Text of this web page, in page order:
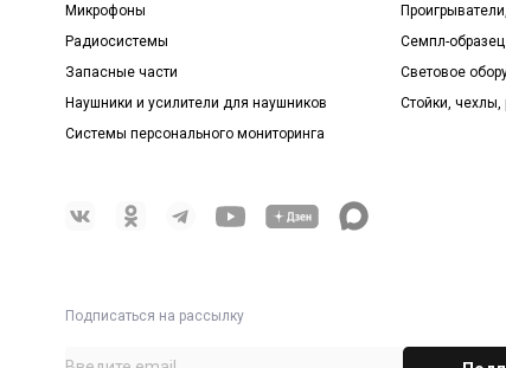
Микрофоны
Радиосистемы
Запасные части
Наушники и усилители для наушников
Системы персонального мониторинга
Семпл-образец
Световое
Стойки, чехлы,
Подписаться на рассылку